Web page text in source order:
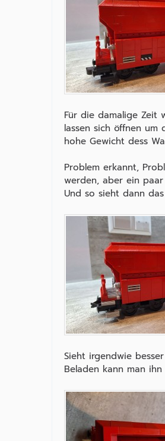
Für die damalige Zeit
lassen sich öffnen
hohe Gewicht dess
Problem erkannt,
werden, aber ein
Und so sieht dann das
Sieht irgendwie
Beladen kann man